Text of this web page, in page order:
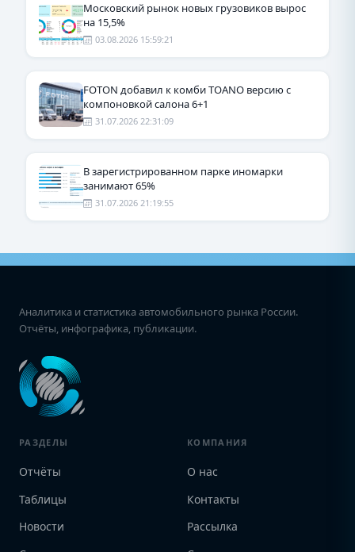
Московский рынок новых грузовиков вырос
на 15,5%
03.08.2026 15:59:21
FOTON добавил к комби TOANO версию с
компоновкой салона 6+1
31.07.2026 22:31:09
В зарегистрированном парке иномарки
занимают 65%
31.07.2026 21:19:55
Аналитика и статистика автомобильного рынка России.
Отчёты, инфографика, публикации.
РАЗДЕЛЫ
Отчёты
Таблицы
Новости
КОМПАНИЯ
О нас
Контакты
Рассылка